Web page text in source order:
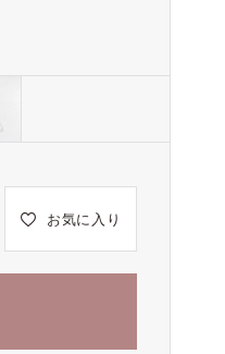
お気に入り